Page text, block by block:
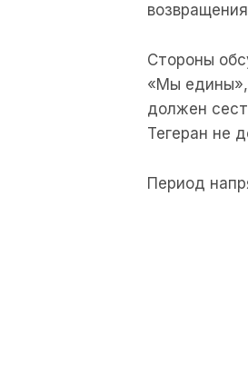
Стороны
«Мы
должен
Тегеран не
Период